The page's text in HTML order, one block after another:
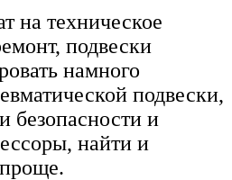
на техническое
подвески
намного
подвески,
безопасности и
найти и